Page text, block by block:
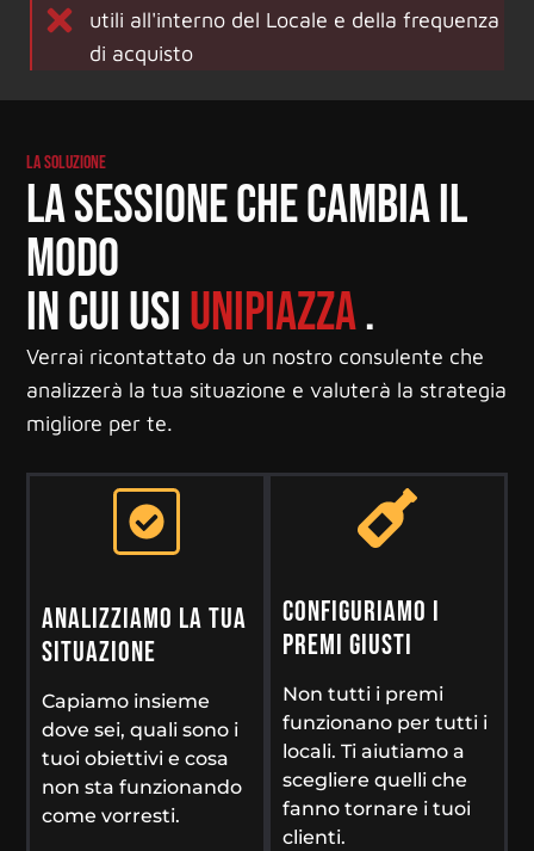
utili all'interno del Locale e della frequenza
di acquisto
LA SOLUZIONE
LA SESSIONE CHE CAMBIA IL
MODO
IN CUI USIUNIPIAZZA.
Verrai ricontattato da un nostro consulente che
analizzerà la tua situazione e valuterà la strategia
migliore per te.
ANALIZZIAMO LA TUA
SITUAZIONE
Capiamo insieme
dove sei, quali sono i
tuoi obiettivi e cosa
non sta funzionando
come vorresti.
CONFIGURIAMO I
PREMI GIUSTI
Non tutti i premi
funzionano per tutti i
locali. Ti aiutiamo a
scegliere quelli che
fanno tornare i tuoi
clienti.